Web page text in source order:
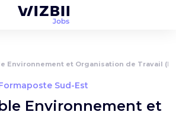
Environnement et Organisation de Travail (H/
Sud-Est
Environnement et